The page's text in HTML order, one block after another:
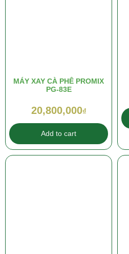
MÁY XAY CÀ PHÊ PROMIX
PG-83E
20,800,000₫
Add to cart